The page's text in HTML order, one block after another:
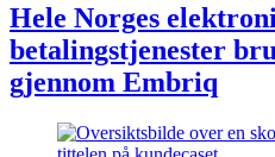
Hele Norges
betalingstjenester
gjennom Embriq